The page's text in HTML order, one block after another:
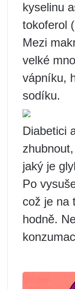
kyselinu
tokoferol
Mezi
velké
vápníku,
sodíku.
Diabetici
jaký je
Po
což je na
hodně.